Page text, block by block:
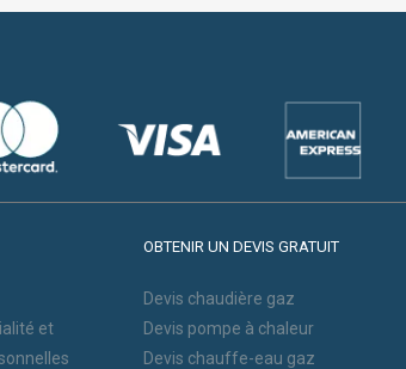
eau
à chaleur
sa pompe à
et
OBTENIR UN DEVIS GRATUIT
Devis chaudière gaz
Devis pompe à chaleur
Devis chauffe-eau gaz